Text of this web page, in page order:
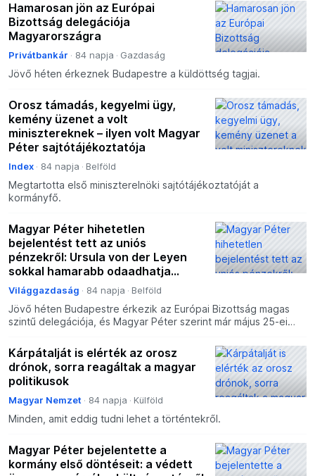
Hamarosan jön az Európai
Bizottság delegációja
Magyarországra
Privátbankár 84 napja Gazdaság
Jövő héten érkeznek Budapestre a küldöttség tagjai.
Orosz támadás, kegyelmi ügy,
kemény üzenet a volt
minisztereknek – ilyen volt Magyar
Péter sajtótájékoztatója
Index 84 napja Belföld
Megtartotta első miniszterelnöki sajtótájékoztatóját a
kormányfő.
Magyar Péter hihetetlen
bejelentést tett az uniós
pénzekről: Ursula von der Leyen
sokkal hamarabb odaadhatja
Magyarországnak, mint gondoltuk
– ez lehet a dátum
Világgazdaság 84 napja Belföld
Jövő héten Budapestre érkezik az Európai Bizottság magas
szintű delegációja, és Magyar Péter szerint már május 25-ei
Kárpátalját is elérték az orosz
drónok, sorra reagáltak a magyar
politikusok
Magyar Nemzet 84 napja Külföld
Minden, amit eddig tudni lehet a történtekről.
Magyar Péter bejelentette a
kormány első döntéseit: a védett